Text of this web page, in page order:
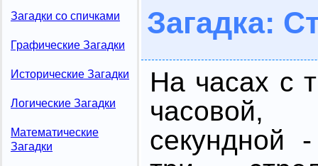
Загадки со спичками
Графические Загадки
Исторические Загадки
Логические Загадки
Математические
Загадки
Загадка:
На часах с
секундной